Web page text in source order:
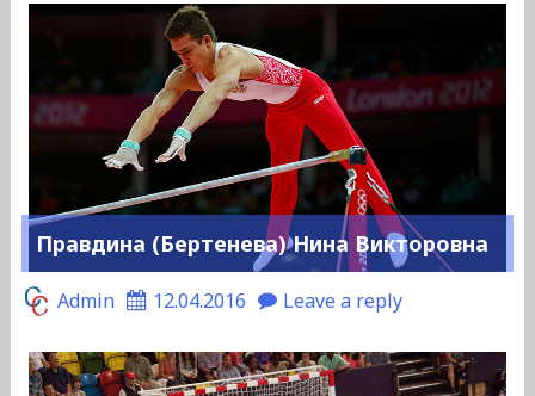
Правдина (Бертенева) Нина Викторовна
Admin 12.04.2016 Leave a reply